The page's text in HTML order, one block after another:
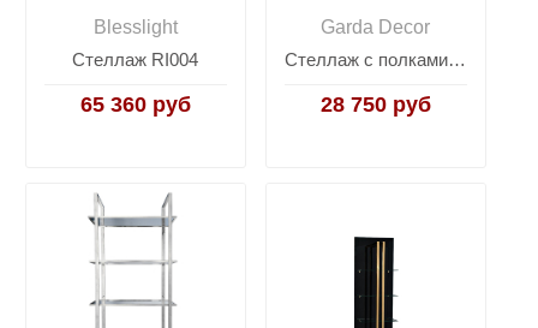
Blesslight
Стеллаж RI004
65 360 руб
Garda Decor
Стеллаж с полками черный 30B-STEL-961
28 750 руб